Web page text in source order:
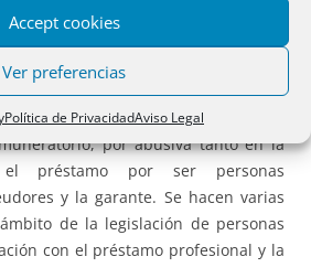
Accept cookies
Ver preferencias
Política de PrivacidadAviso Legal
INTERÉS DE DEMORA.
Se deniega una cláusula de
del 17,56%, superior en más de dos
por abusiva tanto en la
préstamo por ser personas
y la garante. Se hacen varias
de la legislación de personas
con el préstamo profesional y la